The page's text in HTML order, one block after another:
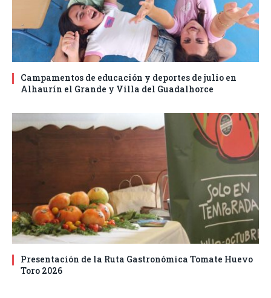
Campamentos de educación y deportes de julio en
Alhaurín el Grande y Villa del Guadalhorce
Presentación de la Ruta Gastronómica Tomate Huevo
Toro 2026